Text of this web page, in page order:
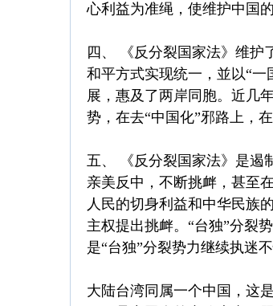
心利益为准绳，使维护中国
四、 《反分裂国家法》维护
和平方式实现统一，並以“
展，惠及了两岸同胞。近几
势，在去“中国化”邪路上，
五、 《反分裂国家法》是遏
亲美反中，不断挑衅，甚至
人民的切身利益和中华民族
主权提出挑衅。“台独”分裂
是“台独”分裂势力继续执迷
大陆台湾同属一个中国，这